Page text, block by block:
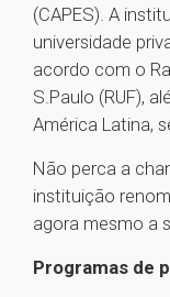
(CAPES). A
universidade
acordo com o
S.Paulo (RUF),
América Latina,
Não perca a
instituição
agora mesmo a
Programas de